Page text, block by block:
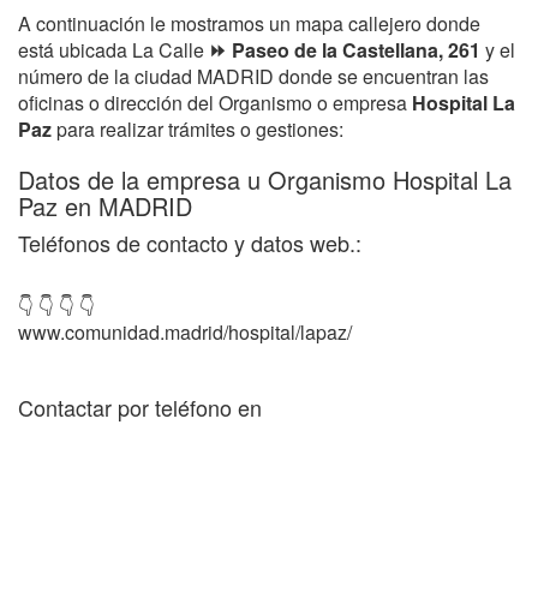
A continuación le mostramos un mapa callejero donde
está ubicada La Calle ⏩ Paseo de la Castellana, 261 y el
número de la ciudad MADRID donde se encuentran las
oficinas o dirección del Organismo o empresa Hospital La
Pazpara realizar trámites o gestiones:
Datos de la empresa u Organismo Hospital La
Paz en MADRID
Teléfonos de contacto y datos web.:
👇 👇 👇 👇
www.comunidad.madrid/hospital/lapaz/
Contactar por teléfono en